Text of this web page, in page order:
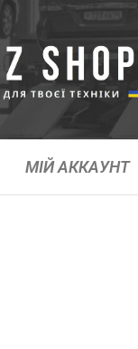
МІЙ АККАУНТ